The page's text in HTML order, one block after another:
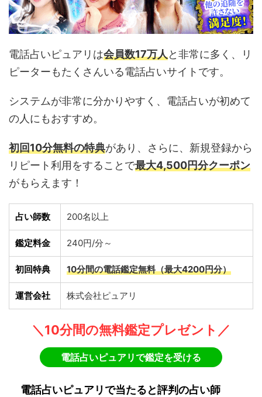
電話占いピュアリは会員数17万人と非常に多く、リ
ピーターもたくさんいる電話占いサイトです。
システムが非常に分かりやすく、電話占いが初めて
の人にもおすすめ。
初回10分無料の特典があり、さらに、新規登録から
リピート利用をすることで最大4,500円分クーポン
がもらえます！
占い師数 200名以上
鑑定料金 240円/分～
初回特典 10分間の電話鑑定無料（最大4200円分）
運営会社 株式会社ピュアリ
＼10分間の無料鑑定プレゼント／
電話占いピュアリで鑑定を受ける
電話占いピュアリで当たると評判の占い師